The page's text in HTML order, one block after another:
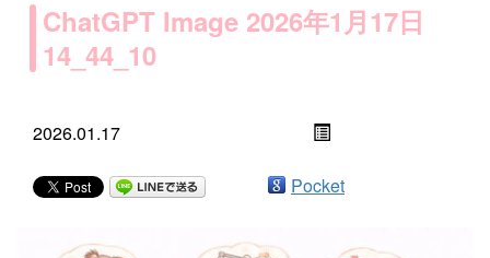
ChatGPT Image 2026年1月17日
14_44_10
2026.01.17
Pocket